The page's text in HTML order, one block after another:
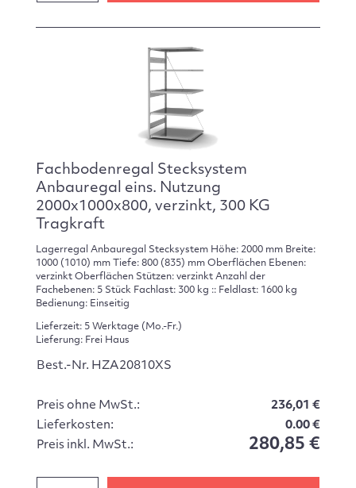
Fachbodenregal Stecksystem
Anbauregal eins. Nutzung
2000x1000x800, verzinkt, 300 KG
Tragkraft
Lagerregal Anbauregal Stecksystem Höhe: 2000 mm Breite:
1000 (1010) mm Tiefe: 800 (835) mm Oberflächen Ebenen:
verzinkt Oberflächen Stützen: verzinkt Anzahl der
Fachebenen: 5 Stück Fachlast: 300 kg :: Feldlast: 1600 kg
Bedienung: Einseitig
Lieferzeit: 5 Werktage (Mo.-Fr.)
Lieferung: Frei Haus
Best.-Nr. HZA20810XS
Preis ohne MwSt.:
236,01 €
Lieferkosten:
0.00 €
Preis inkl. MwSt.:
280,85 €